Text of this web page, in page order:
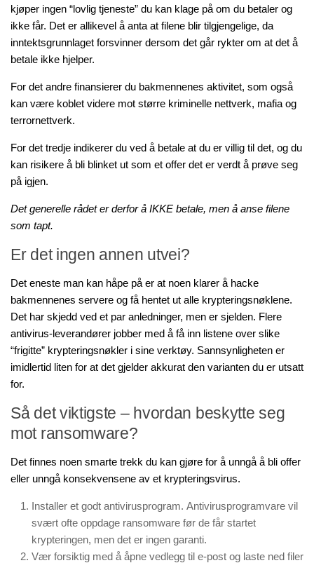
kjøper ingen “lovlig tjeneste” du kan klage på om du betaler og
ikke får. Det er allikevel å anta at filene blir tilgjengelige, da
inntektsgrunnlaget forsvinner dersom det går rykter om at det å
betale ikke hjelper.
For det andre finansierer du bakmennenes aktivitet, som også
kan være koblet videre mot større kriminelle nettverk, mafia og
terrornettverk.
For det tredje indikerer du ved å betale at du er villig til det, og du
kan risikere å bli blinket ut som et offer det er verdt å prøve seg
på igjen.
Det generelle rådet er derfor å IKKE betale, men å anse filene
som tapt.
Er det ingen annen utvei?
Det eneste man kan håpe på er at noen klarer å hacke
bakmennenes servere og få hentet ut alle krypteringsnøklene.
Det har skjedd ved et par anledninger, men er sjelden. Flere
antivirus-leverandører jobber med å få inn listene over slike
“frigitte” krypteringsnøkler i sine verktøy. Sannsynligheten er
imidlertid liten for at det gjelder akkurat den varianten du er utsatt
for.
Så det viktigste – hvordan beskytte seg
mot ransomware?
Det finnes noen smarte trekk du kan gjøre for å unngå å bli offer
eller unngå konsekvensene av et krypteringsvirus.
Installer et godt antivirusprogram. Antivirusprogramvare vil
svært ofte oppdage ransomware før de får startet
krypteringen, men det er ingen garanti.
Vær forsiktig med å åpne vedlegg til e-post og laste ned filer